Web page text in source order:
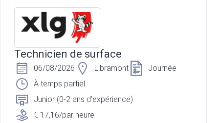
Technicien de surface
06/08/2026 Libramont
Journée
À temps partiel
Junior (0-2 ans d'expérience)
€ 17,16/par heure